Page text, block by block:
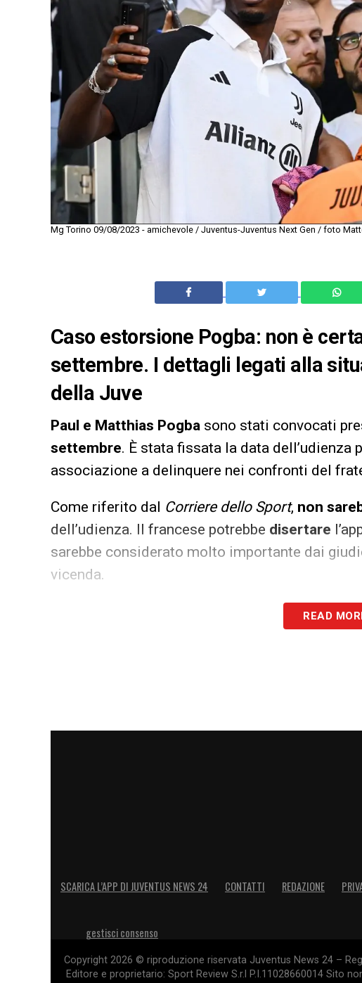
Mg Torino 09/08/2023 - amichevole / Juventus-Juventus Next Gen / foto
Caso estorsione Pogba: non è
settembre. I dettagli legati alla
della Juve
Paul e Matthias Pogba sono stati convocati
settembre. È stata fissata la data
associazione a delinquere nei confronti del
Come riferito dal Corriere dello Sport, non
dell’udienza. Il francese potrebbe disertare
sarebbe considerato molto importante dai
vicenda.
LA PLAYLIST DELLE NOSTRE TOP NEWSREAD
SCARICA L’APP DI JUVENTUS NEWS 24 CONTATTI REDAZIONE
gestisci consenso
Copyright 2026 © riproduzione riservata Juventus News 24 –
Editore e proprietario: Sport Review S.r.l P.I.11028660014 Sito